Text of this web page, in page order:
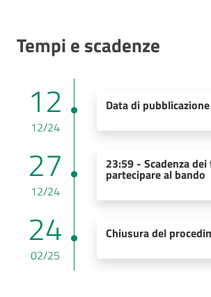
Tempi e scadenze
12
12/24
Data di pubblicazione
27
12/24
23:59 - Scadenza
partecipare al bando
24
02/25
Chiusura del